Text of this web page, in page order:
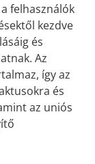
felhasználók
kezdve
és
Az
így az
és
az uniós